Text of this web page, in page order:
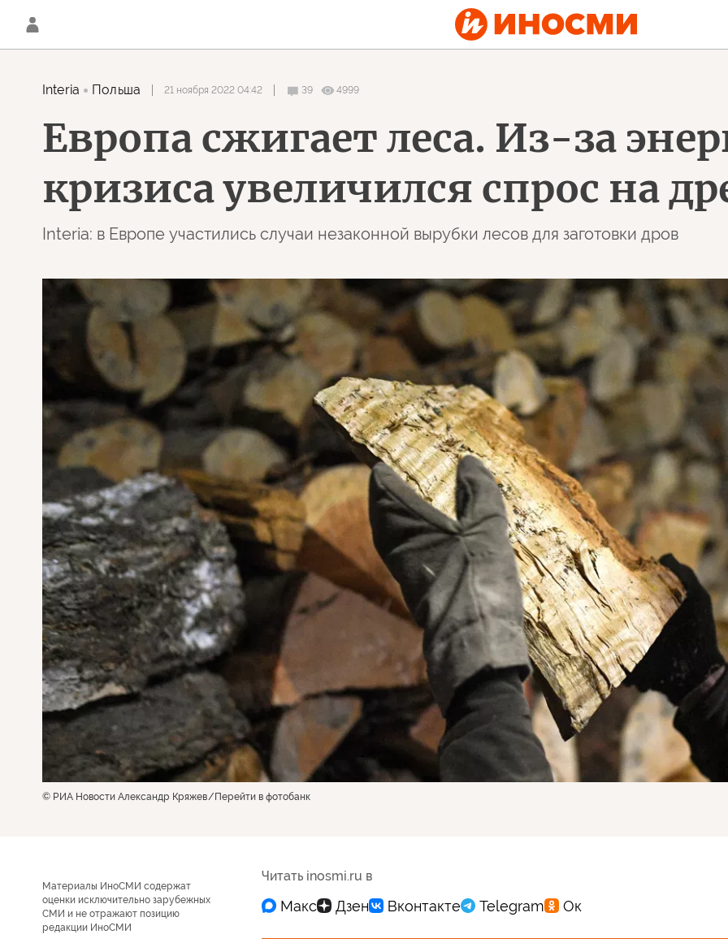
Interia Польша 21 ноября 2022 04:42 39 4999
Европа сжигает леса. Из-за
кризиса увеличился спрос на
Interia: в Европе участились случаи незаконной вырубки лесов для заготовки дров
© РИА Новости Александр Кряжев Перейти в фотобанк
Материалы ИноСМИ содержат
оценки исключительно зарубежных
СМИ и не отражают позицию
редакции ИноСМИ
Читать inosmi.ru в